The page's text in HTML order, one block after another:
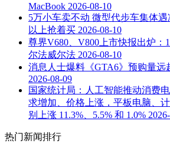
MacBook 2026-08-10
5万小车卖不动 微型代步车集体
以上抢着买 2026-08-10
尊界V680、V800上市快报出炉：
尔法威尔法 2026-08-10
消息人士爆料《GTA6》预购量远
2026-08-09
国家统计局：人工智能推动消费
求增加、价格上涨，平板电脑、
别上涨 11.3%、5.5% 和 1.0%
热门新闻排行